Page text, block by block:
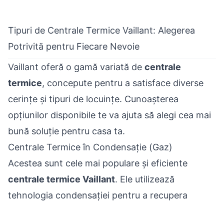
Tipuri de Centrale Termice Vaillant: Alegerea
Potrivită pentru Fiecare Nevoie
Vaillant oferă o gamă variată de centrale
termice, concepute pentru a satisface diverse
cerințe și tipuri de locuințe. Cunoașterea
opțiunilor disponibile te va ajuta să alegi cea mai
bună soluție pentru casa ta.
Centrale Termice în Condensație (Gaz)
Acestea sunt cele mai populare și eficiente
centrale termice Vaillant. Ele utilizează
tehnologia condensației pentru a recupera